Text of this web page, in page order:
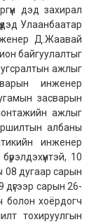
дэд захирал
Улаанбаатар
Д.Жаавай
байгуулалтыг
ажлыг
инженер
засварын
ажлыг
албаны
инженер
10
дугаар сарын
сарын 26-
болон хоёрдогч
тохируулгын